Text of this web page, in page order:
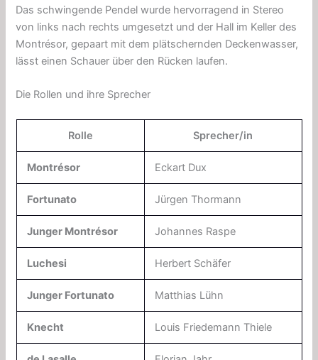
Das schwingende Pendel wurde hervorragend in Stereo
von links nach rechts umgesetzt und der Hall im Keller des
Montrésor, gepaart mit dem plätschernden Deckenwasser,
lässt einen Schauer über den Rücken laufen.
Die Rollen und ihre Sprecher
Rolle Sprecher/in
Montrésor Eckart Dux
Fortunato Jürgen Thormann
Junger Montrésor Johannes Raspe
Luchesi Herbert Schäfer
Junger Fortunato Matthias Lühn
Knecht Louis Friedemann Thiele